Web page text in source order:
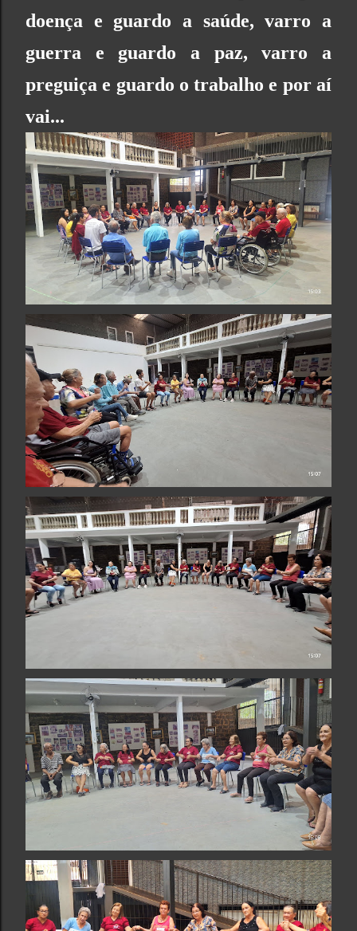
doença e guardo a saúde, varro a
guerra e guardo a paz, varro a
preguiça e guardo o trabalho e por aí
vai...